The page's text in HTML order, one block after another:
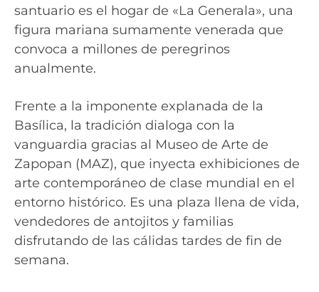
santuario es el hogar de «La Generala», una
figura mariana sumamente venerada que
convoca a millones de peregrinos
anualmente.
Frente a la imponente explanada de la
Basílica, la tradición dialoga con la
vanguardia gracias al Museo de Arte de
Zapopan (MAZ), que inyecta exhibiciones de
arte contemporáneo de clase mundial en el
entorno histórico. Es una plaza llena de vida,
vendedores de antojitos y familias
disfrutando de las cálidas tardes de fin de
semana.